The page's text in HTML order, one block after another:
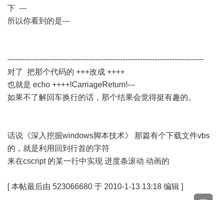
下 ---
所以你看到的是---
--------------------------------------------------------------------------------
对了 把那个代码的 +++改成 ++++
也就是 echo ++++!CarriageReturn!---
如果不了解回车换行的话，那个结果会觉得挺有趣的。
话说《深入挖掘windows脚本技术》 那篇有个下载文件vbs
的，就是利用回到行首的字符
来在cscript 的某一行中实现 进度条滚动 动画的
[本帖最后由 523066680 于 2010-1-13 13:18 编辑 ]